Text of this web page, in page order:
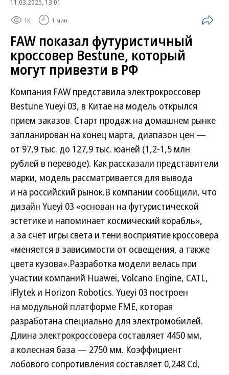
11.03.2025, 13:01
1K 1 мин.
FAW показал футуристичный
кроссовер Bestune, который
могут привезти в РФ
Компания FAW представила электрокроссовер
Bestune Yueyi 03, в Китае на модель открылся
прием заказов. Старт продаж на домашнем рынке
запланирован на конец марта, диапазон цен —
от 97,9 тыс. до 127,9 тыс. юаней (1,2-1,5 млн
рублей в переводе). Как рассказали представители
марки, модель рассматривается для вывода
и на российский рынок.В компании сообщили, что
дизайн Yueyi 03 «основан на футуристической
эстетике и напоминает космический корабль»,
а за счет игры света и тени восприятие кроссовера
«меняется в зависимости от освещения, а также
цвета кузова».Разработка модели велась при
участии компаний Huawei, Volcano Engine, CATL,
iFlytek и Horizon Robotics. Yueyi 03 построен
на модульной платформе FME, которая
разработана специально для электромобилей.
Длина электрокроссовера составляет 4450 мм,
а колесная база — 2750 мм. Коэффициент
лобового сопротивления составляет 0,248 Cd,